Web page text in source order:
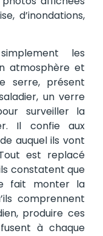
d’inondations,
les
atmosphère et
serre, présent
un verre
surveiller la
Il confie aux
auquel ils vont
est replacé
constatent que
fait monter la
comprennent
produire ces
à chaque